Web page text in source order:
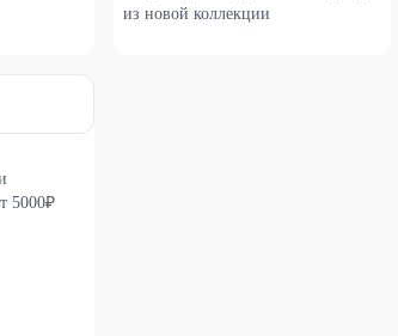
из новой коллекции
5000₽